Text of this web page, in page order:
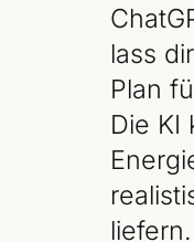
lass
Plan
Die KI